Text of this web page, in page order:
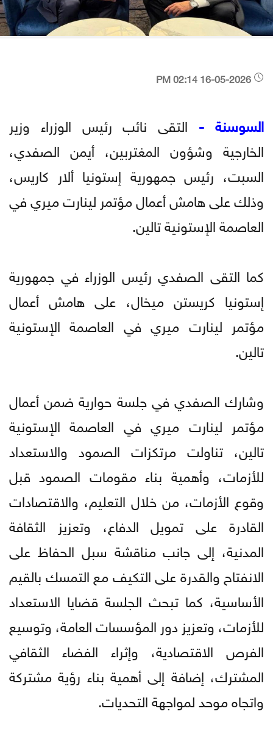
السوسنة - التقى نائب رئيس الوزراء وزير
الخارجية وشؤون المغتربين، أيمن الصفدي،
السبت، رئيس جمهورية إستونيا ألار كاريس،
وذلك على هامش أعمال مؤتمر لينارت ميري في
العاصمة الإستونية تالين.
كما التقى الصفدي رئيس الوزراء في جمهورية
إستونيا كريستن ميخال، على هامش أعمال
مؤتمر لينارت ميري في العاصمة الإستونية
تالين.
وشارك الصفدي في جلسة حوارية ضمن أعمال
مؤتمر لينارت ميري في العاصمة الإستونية
تالين، تناولت مرتكزات الصمود والاستعداد
للأزمات، وأهمية بناء مقومات الصمود قبل
وقوع الأزمات، من خلال التعليم، والاقتصادات
القادرة على تمويل الدفاع، وتعزيز الثقافة
المدنية، إلى جانب مناقشة سبل الحفاظ على
الانفتاح والقدرة على التكيف مع التمسك بالقيم
الأساسية، كما تبحث الجلسة قضايا الاستعداد
للأزمات، وتعزيز دور المؤسسات العامة، وتوسيع
الفرص الاقتصادية، وإثراء الفضاء الثقافي
المشترك، إضافة إلى أهمية بناء رؤية مشتركة
واتجاه موحد لمواجهة التحديات.